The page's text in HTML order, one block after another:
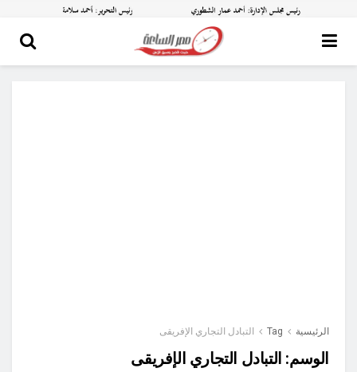
الرئيسية Tag التبادل التجاري الإفريقى
الوسم: التبادل التجاري الإفريقى